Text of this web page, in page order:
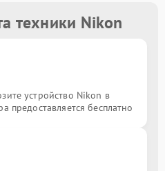
техники Nikon
устройство Nikon в
предоставляется бесплатно